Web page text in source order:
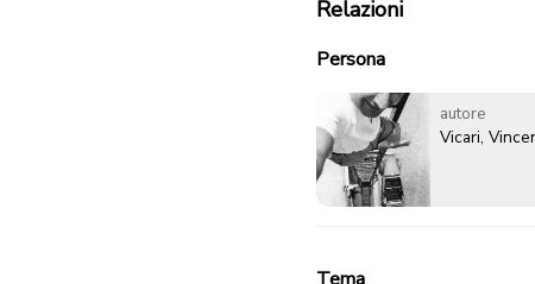
Relazioni
Persona
autore
Vicari,